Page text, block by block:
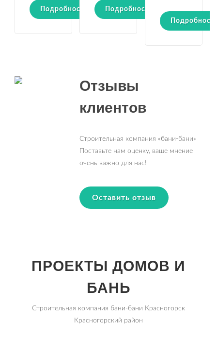
Подробности Подробности
Отзывы
клиентов
Строительная компания «бани-бани»
Поставьте нам оценку, ваше мнение
очень важно для нас!
Оставить отзыв
ПРОЕКТЫ ДОМОВ И
БАНЬ
Строительная компания бани-бани Красногорск
Красногорский район